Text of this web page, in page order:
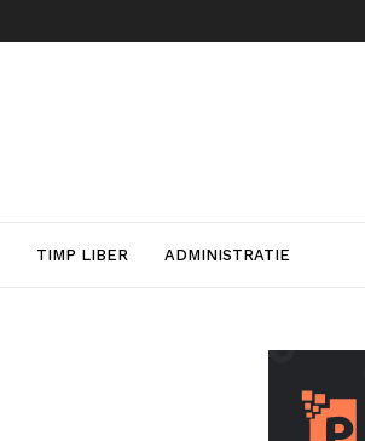
TIMP LIBER ADMINISTRATIE